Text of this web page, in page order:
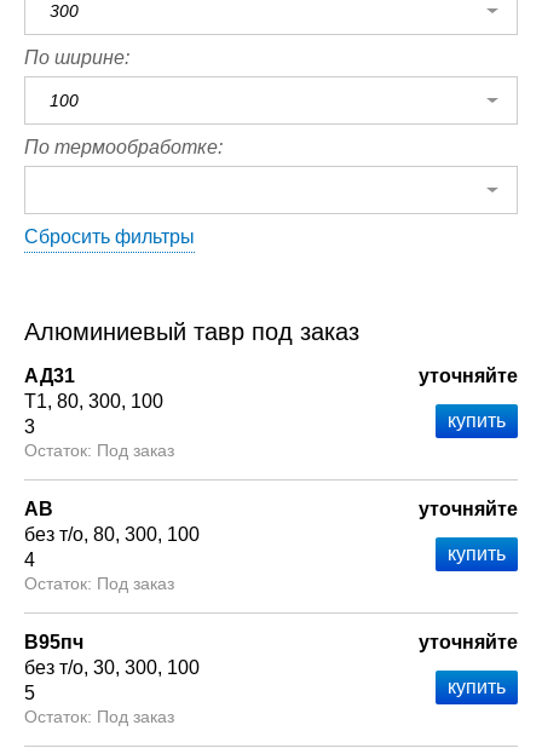
300
По ширине:
100
По термообработке:
Сбросить фильтры
Алюминиевый тавр под заказ
АД31
Т1 80 300 100
3
Под заказ
уточняйте
АВ
без т/о 80 300 100
4
Под заказ
уточняйте
В95пч
без т/о 30 300 100
5
Под заказ
уточняйте